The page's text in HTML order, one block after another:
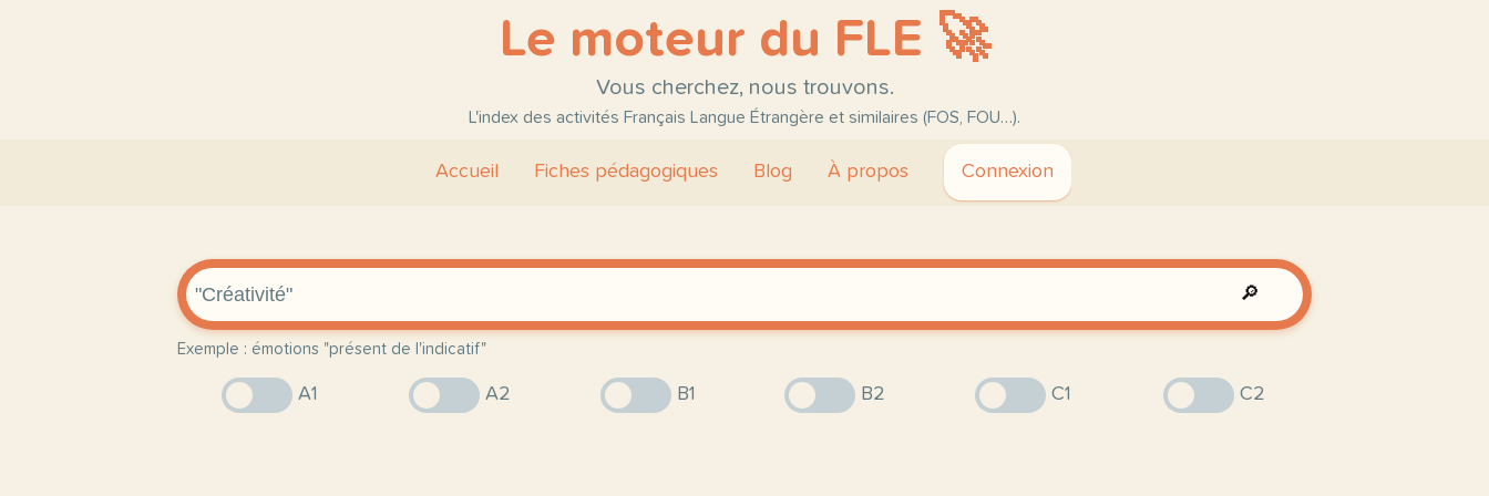
Le moteur du FLE 🚀
Vous cherchez, nous trouvons.
L'index des activités Français Langue Étrangère et similaires (FOS, FOU…).
Accueil Fiches pédagogiques Blog À propos Connexion
🔎
Exemple : émotions "présent de l'indicatif"
A1 A2 B1 B2 C1 C2